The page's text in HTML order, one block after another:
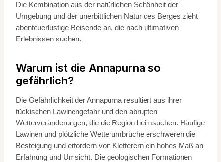
Die Kombination aus der natürlichen Schönheit der
Umgebung und der unerbittlichen Natur des Berges zieht
abenteuerlustige Reisende an, die nach ultimativen
Erlebnissen suchen.
Warum ist die Annapurna so
gefährlich?
Die Gefährlichkeit der Annapurna resultiert aus ihrer
tückischen Lawinengefahr und den abrupten
Wetterveränderungen, die die Region heimsuchen. Häufige
Lawinen und plötzliche Wetterumbrüche erschweren die
Besteigung und erfordern von Kletterern ein hohes Maß an
Erfahrung und Umsicht. Die geologischen Formationen